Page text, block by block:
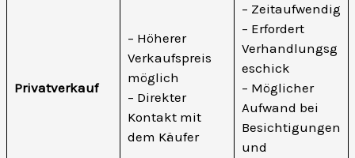
Privatverkauf
– Höherer
Verkaufspreis
möglich
– Direkter
Kontakt mit
dem Käufer
– Zeitaufwendig
– Erfordert
Verhandlungsg
eschick
– Möglicher
Aufwand bei
Besichtigungen
und